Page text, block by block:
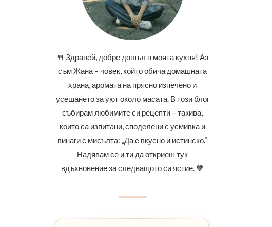
🍴 Здравей, добре дошъл в моята кухня! Аз
съм Жана – човек, който обича домашната
храна, аромата на прясно изпечено и
усещането за уют около масата. В този блог
събирам любимите си рецепти – такива,
които са изпитани, споделени с усмивка и
винаги с мисълта: „Да е вкусно и истинско.“
Надявам се и ти да откриеш тук
вдъхновение за следващото си ястие. 🧡